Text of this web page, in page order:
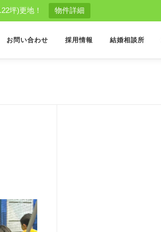
坪)更地！ 物件詳細
お問い合わせ 採用情報 結婚相談所